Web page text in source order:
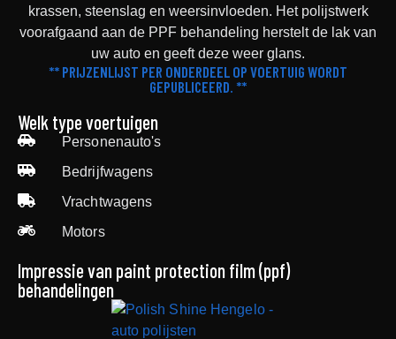
krassen, steenslag en weersinvloeden. Het polijstwerk
voorafgaand aan de PPF behandeling herstelt de lak van
uw auto en geeft deze weer glans.
** PRIJZENLIJST PER ONDERDEEL OP VOERTUIG WORDT
GEPUBLICEERD. **
Welk type voertuigen
Personenauto's
Bedrijfwagens
Vrachtwagens
Motors
Impressie van paint protection film (ppf)
behandelingen